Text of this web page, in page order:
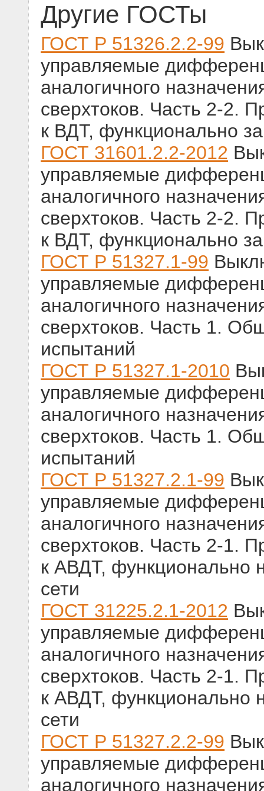
Другие ГОСТы
ГОСТ Р 51326.2.2-99
управляемые
аналогичного
сверхтоков. Часть 2-2.
к ВДТ, функционально
ГОСТ 31601.2.2-2012
управляемые
аналогичного
сверхтоков. Часть 2-2.
к ВДТ, функционально
ГОСТ Р 51327.1-99
управляемые
аналогичного
сверхтоков. Часть 1.
испытаний
ГОСТ Р 51327.1-2010
управляемые
аналогичного
сверхтоков. Часть 1.
испытаний
ГОСТ Р 51327.2.1-99
управляемые
аналогичного
сверхтоков. Часть 2-1.
к АВДТ, функционально
сети
ГОСТ 31225.2.1-2012
управляемые
аналогичного
сверхтоков. Часть 2-1.
к АВДТ, функционально
сети
ГОСТ Р 51327.2.2-99
управляемые
аналогичного